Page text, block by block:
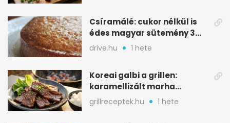
Csíramálé: cukor nélkül is
édes magyar sütemény 3
alapanyagból
drive.hu 1 hete
Koreai galbi a grillen:
karamellizált marha
rövidborda gyorsan
grillreceptek.hu 1 hete